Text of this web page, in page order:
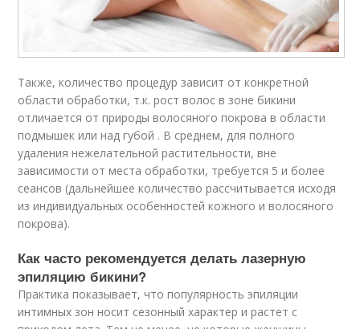
Также, количество процедур зависит от конкретной
области обработки, т.к. рост волос в зоне бикини
отличается от природы волосяного покрова в области
подмышек или над губой . В среднем, для полного
удаления нежелательной растительности, вне
зависимости от места обработки, требуется 5 и более
сеансов (дальнейшее количество рассчитывается исходя
из индивидуальных особенностей кожного и волосяного
покрова).
Как часто рекомендуется делать лазерную
эпиляцию бикини?
Практика показывает, что популярность эпиляции
интимных зон носит сезонный характер и растет с